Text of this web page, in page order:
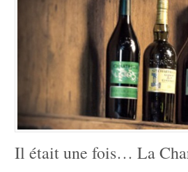
Il était une fois… La